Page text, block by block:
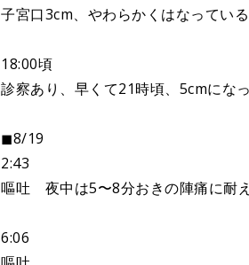
子宮口3cm、やわらかくはなっている
18:00頃
診察あり、早くて21時頃、5cmにな
◼︎8/19
2:43
嘔吐 夜中は5〜8分おきの陣痛に耐え
6:06